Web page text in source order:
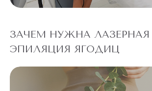
ЗАЧЕМ НУЖНА ЛАЗЕРНАЯ
ЭПИЛЯЦИЯ ЯГОДИЦ